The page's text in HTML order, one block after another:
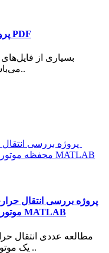
پروژه فایل آموزشی ایجاد انیمیشن در فایل PDF
بسیاری از
فرمتpdf یا txt می‌باشند. یکی از نقاط ضعف..
پروژه بررسی انتقال
موتورهای سوخت مایع با استفاده از نرم افزار MATLAB
مطالعه عددی انتقال
یک موتور سوخت مایع با خنک‌کاری بازیابی انجام ..